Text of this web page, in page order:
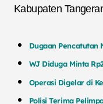
Kabupaten
Dugaan Pencatutan
WJ Diduga Minta
Operasi Digelar di
Polisi Terima